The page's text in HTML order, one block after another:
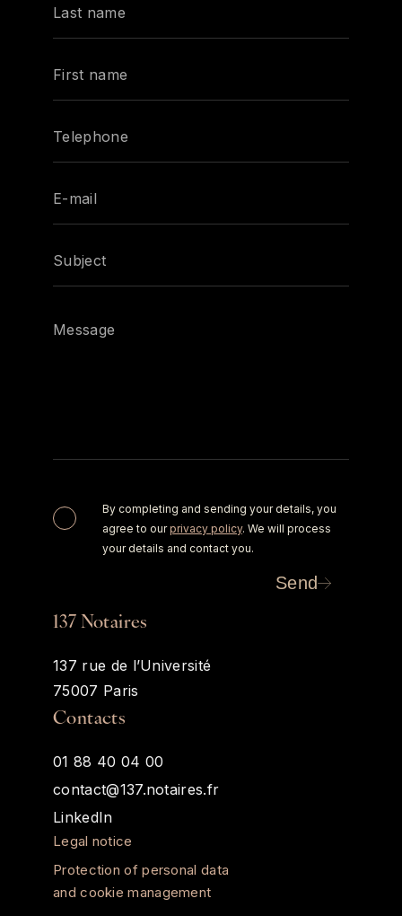
137 Notaires
137 rue de l’Université
75007 Paris
Contacts
01 88 40 04 00
contact@137.notaires.fr
LinkedIn
Legal notice
Protection of personal data
and cookie management
By completing and sending your details, you
agree to ourprivacy policy. We will process
your details and contact you.
Send